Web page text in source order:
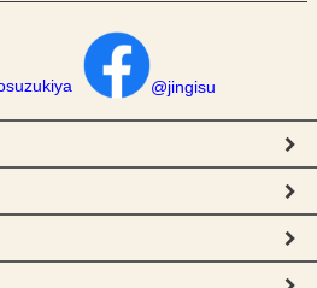
@jingisu